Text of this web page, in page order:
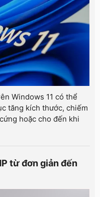
Windows 11 có thể
tăng kích thước, chiếm
hoặc cho đến khi
từ đơn giản đến